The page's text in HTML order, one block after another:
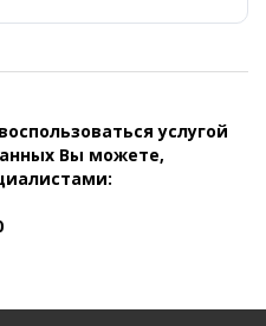
тестовое
ситуациям.
с
услугой
Вы можете,